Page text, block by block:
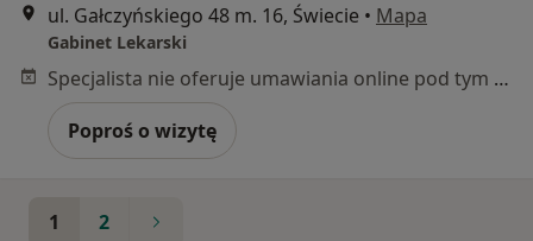
ul. Gałczyńskiego 48 m. 16, Świecie • Mapa
Gabinet Lekarski
Specjalista nie oferuje umawiania online pod tym adresem.
Poproś o wizytę
1 2